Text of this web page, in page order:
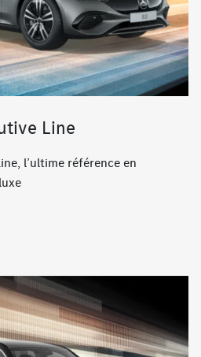
Line
l’ultime référence en